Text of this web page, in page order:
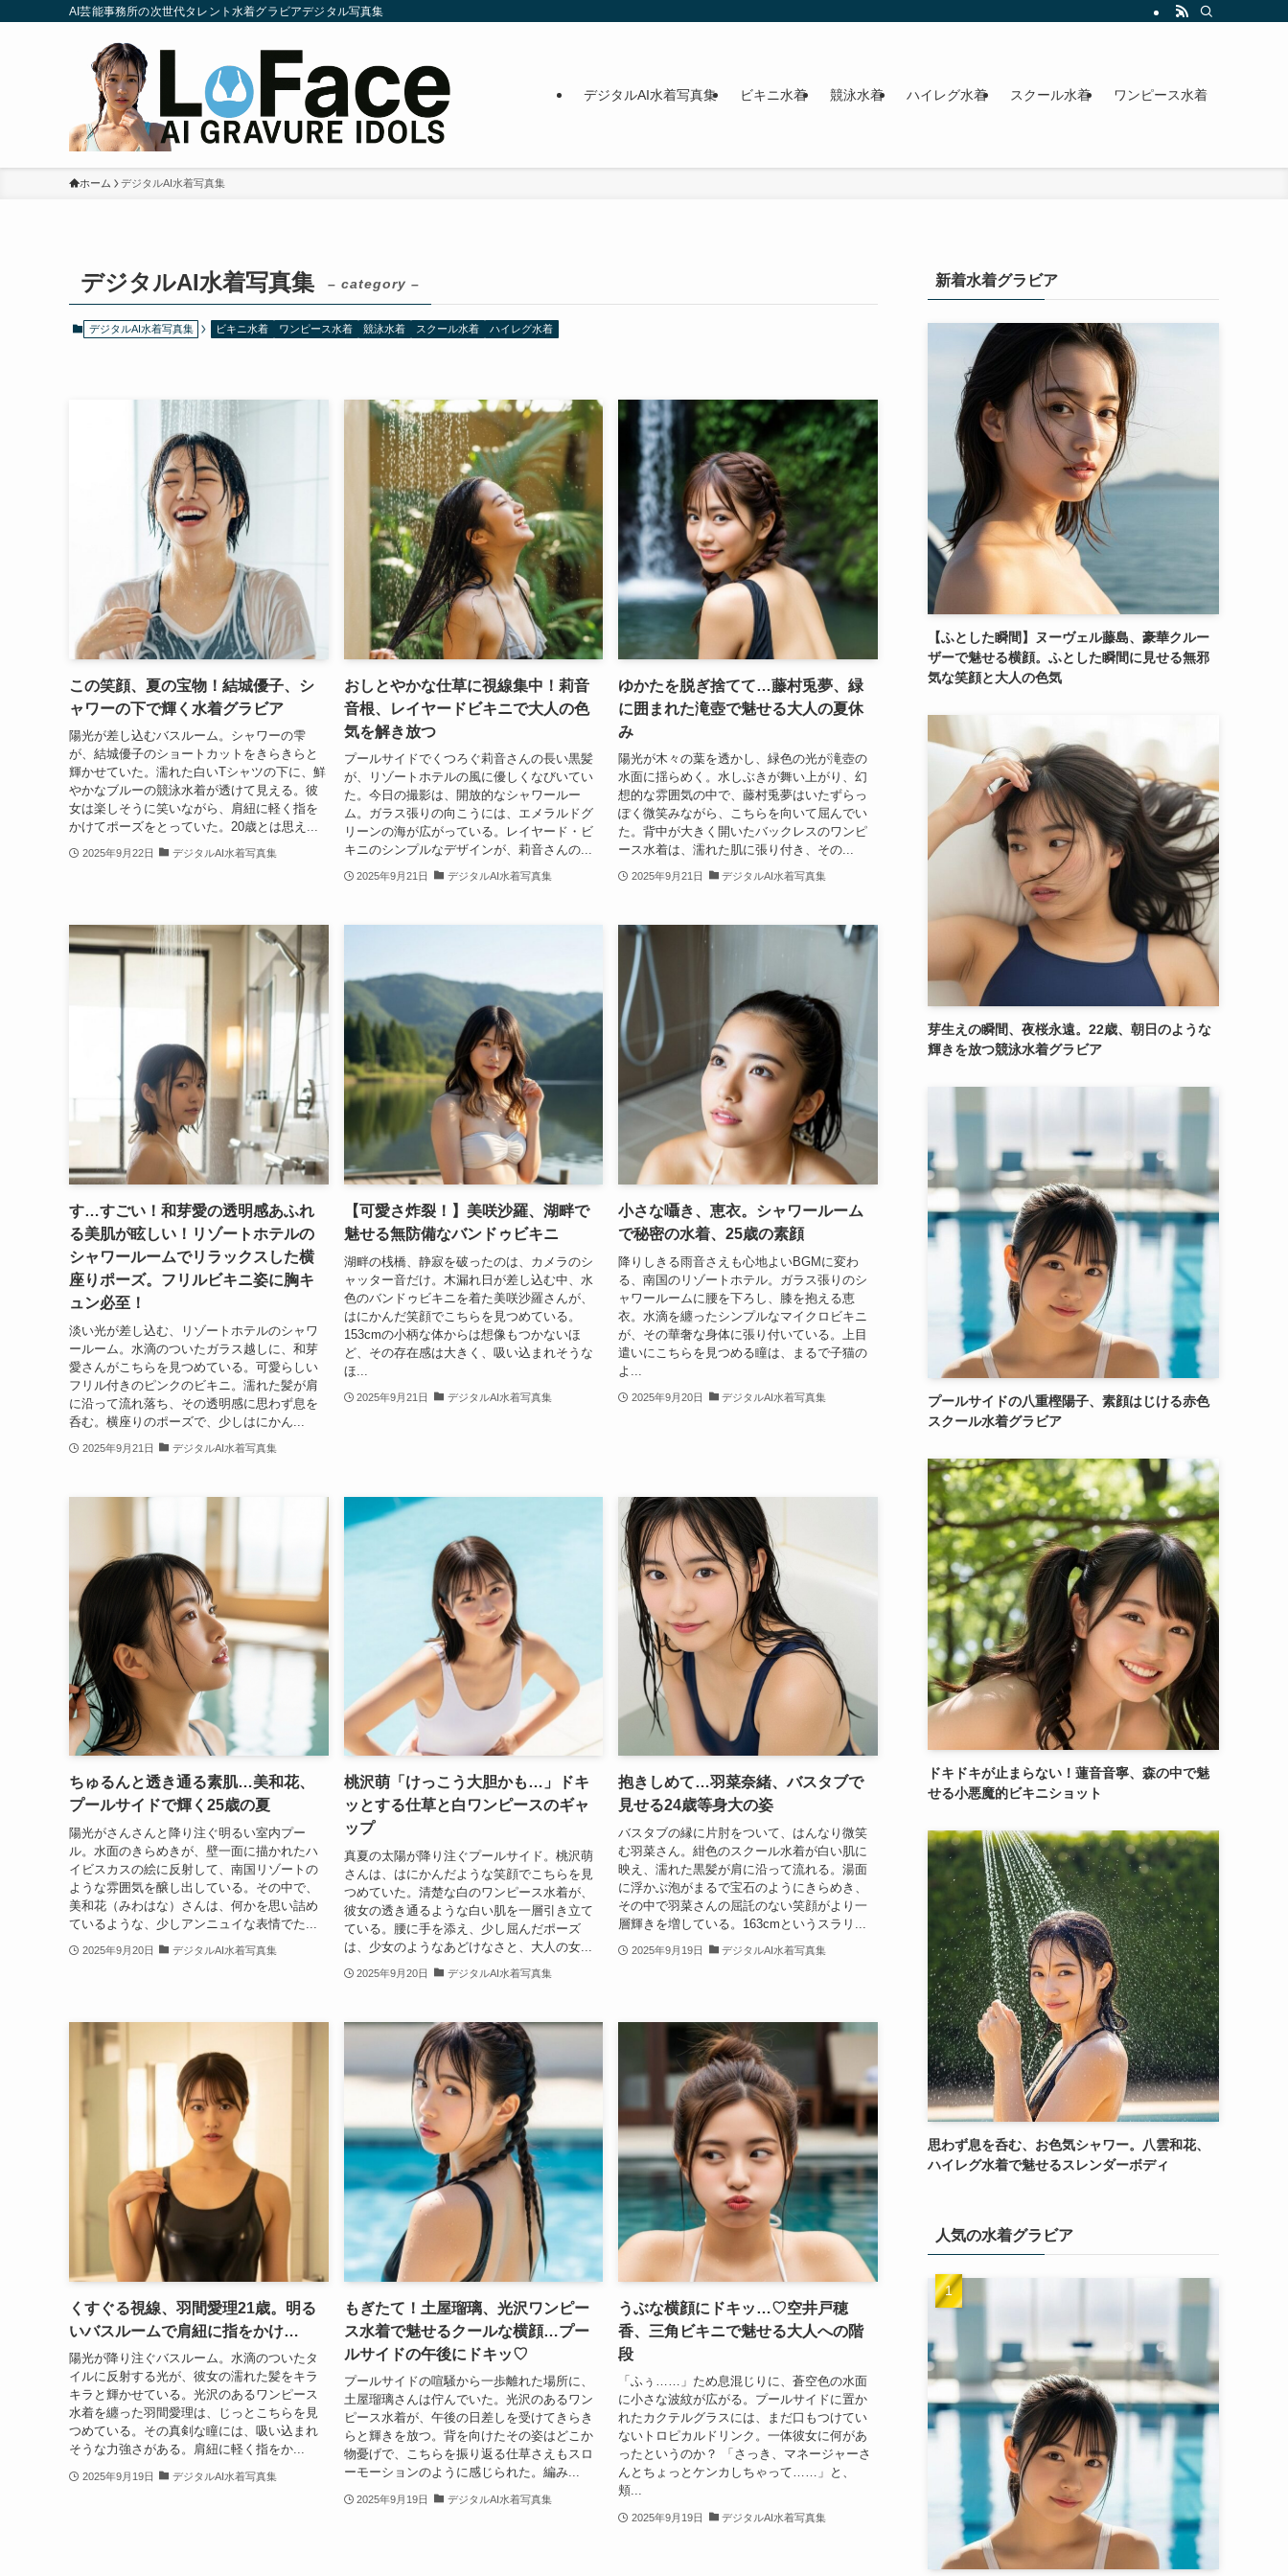
AI芸能事務所の次世代タレント水着グラビアデジタル写真集
デジタルAI水着写真集 ビキニ水着 競泳水着 ハイレグ水着 スクール水着 ワンピース水着
ホーム デジタルAI水着写真集
デジタルAI水着写真集 – category –
デジタルAI水着写真集 ビキニ水着 ワンピース水着 競泳水着 スクール水着 ハイレグ水着
この笑顔、夏の宝物！結城優子、シ
ャワーの下で輝く水着グラビア
陽光が差し込むバスルーム。シャワーの雫
が、結城優子のショートカットをきらきらと
輝かせていた。濡れた白いTシャツの下に、鮮
やかなブルーの競泳水着が透けて見える。彼
女は楽しそうに笑いながら、肩紐に軽く指を
かけてポーズをとっていた。20歳とは思え...
2025年9月22日 デジタルAI水着写真集
おしとやかな仕草に視線集中！莉音
音根、レイヤードビキニで大人の色
気を解き放つ
プールサイドでくつろぐ莉音さんの長い黒髪
が、リゾートホテルの風に優しくなびいてい
た。今日の撮影は、開放的なシャワールー
ム。ガラス張りの向こうには、エメラルドグ
リーンの海が広がっている。レイヤード・ビ
キニのシンプルなデザインが、莉音さんの...
2025年9月21日 デジタルAI水着写真集
ゆかたを脱ぎ捨てて…藤村兎夢、緑
に囲まれた滝壺で魅せる大人の夏休
み
陽光が木々の葉を透かし、緑色の光が滝壺の
水面に揺らめく。水しぶきが舞い上がり、幻
想的な雰囲気の中で、藤村兎夢はいたずらっ
ぽく微笑みながら、こちらを向いて屈んでい
た。背中が大きく開いたバックレスのワンピ
ース水着は、濡れた肌に張り付き、その...
2025年9月21日 デジタルAI水着写真集
す…すごい！和芽愛の透明感あふれ
る美肌が眩しい！リゾートホテルの
シャワールームでリラックスした横
座りポーズ。フリルビキニ姿に胸キ
ュン必至！
淡い光が差し込む、リゾートホテルのシャワ
ールーム。水滴のついたガラス越しに、和芽
愛さんがこちらを見つめている。可愛らしい
フリル付きのピンクのビキニ。濡れた髪が肩
に沿って流れ落ち、その透明感に思わず息を
呑む。横座りのポーズで、少しはにかん...
2025年9月21日 デジタルAI水着写真集
【可愛さ炸裂！】美咲沙羅、湖畔で
魅せる無防備なバンドゥビキニ
湖畔の桟橋、静寂を破ったのは、カメラのシ
ャッター音だけ。木漏れ日が差し込む中、水
色のバンドゥビキニを着た美咲沙羅さんが、
はにかんだ笑顔でこちらを見つめている。
153cmの小柄な体からは想像もつかないほ
ど、その存在感は大きく、吸い込まれそうな
ほ...
2025年9月21日 デジタルAI水着写真集
小さな囁き、恵衣。シャワールーム
で秘密の水着、25歳の素顔
降りしきる雨音さえも心地よいBGMに変わ
る、南国のリゾートホテル。ガラス張りのシ
ャワールームに腰を下ろし、膝を抱える恵
衣。水滴を纏ったシンプルなマイクロビキニ
が、その華奢な身体に張り付いている。上目
遣いにこちらを見つめる瞳は、まるで子猫の
よ...
2025年9月20日 デジタルAI水着写真集
ちゅるんと透き通る素肌…美和花、
プールサイドで輝く25歳の夏
陽光がさんさんと降り注ぐ明るい室内プー
ル。水面のきらめきが、壁一面に描かれたハ
イビスカスの絵に反射して、南国リゾートの
ような雰囲気を醸し出している。その中で、
美和花（みわはな）さんは、何かを思い詰め
ているような、少しアンニュイな表情でた...
2025年9月20日 デジタルAI水着写真集
桃沢萌「けっこう大胆かも…」ドキ
ッとする仕草と白ワンピースのギャ
ップ
真夏の太陽が降り注ぐプールサイド。桃沢萌
さんは、はにかんだような笑顔でこちらを見
つめていた。清楚な白のワンピース水着が、
彼女の透き通るような白い肌を一層引き立て
ている。腰に手を添え、少し屈んだポーズ
は、少女のようなあどけなさと、大人の女...
2025年9月20日 デジタルAI水着写真集
抱きしめて…羽菜奈緒、バスタブで
見せる24歳等身大の姿
バスタブの縁に片肘をついて、はんなり微笑
む羽菜さん。紺色のスクール水着が白い肌に
映え、濡れた黒髪が肩に沿って流れる。湯面
に浮かぶ泡がまるで宝石のようにきらめき、
その中で羽菜さんの屈託のない笑顔がより一
層輝きを増している。163cmというスラリ...
2025年9月19日 デジタルAI水着写真集
くすぐる視線、羽間愛理21歳。明る
いバスルームで肩紐に指をかけ…
陽光が降り注ぐバスルーム。水滴のついたタ
イルに反射する光が、彼女の濡れた髪をキラ
キラと輝かせている。光沢のあるワンピース
水着を纏った羽間愛理は、じっとこちらを見
つめている。その真剣な瞳には、吸い込まれ
そうな力強さがある。肩紐に軽く指をか...
2025年9月19日 デジタルAI水着写真集
もぎたて！土屋瑠璃、光沢ワンピー
ス水着で魅せるクールな横顔…プー
ルサイドの午後にドキッ♡
プールサイドの喧騒から一歩離れた場所に、
土屋瑠璃さんは佇んでいた。光沢のあるワン
ピース水着が、午後の日差しを受けてきらき
らと輝きを放つ。背を向けたその姿はどこか
物憂げで、こちらを振り返る仕草さえもスロ
ーモーションのように感じられた。編み...
2025年9月19日 デジタルAI水着写真集
うぶな横顔にドキッ…♡空井戸穂
香、三角ビキニで魅せる大人への階
段
「ふぅ……」ため息混じりに、蒼空色の水面
に小さな波紋が広がる。プールサイドに置か
れたカクテルグラスには、まだ口もつけてい
ないトロピカルドリンク。一体彼女に何があ
ったというのか？ 「さっき、マネージャーさ
んとちょっとケンカしちゃって……」と、
頬...
2025年9月19日 デジタルAI水着写真集
新着水着グラビア
【ふとした瞬間】ヌーヴェル藤島、豪華クルー
ザーで魅せる横顔。ふとした瞬間に見せる無邪
気な笑顔と大人の色気
芽生えの瞬間、夜桜永遠。22歳、朝日のような
輝きを放つ競泳水着グラビア
プールサイドの八重樫陽子、素顔はじける赤色
スクール水着グラビア
ドキドキが止まらない！蓮音音寧、森の中で魅
せる小悪魔的ビキニショット
思わず息を呑む、お色気シャワー。八雲和花、
ハイレグ水着で魅せるスレンダーボディ
人気の水着グラビア